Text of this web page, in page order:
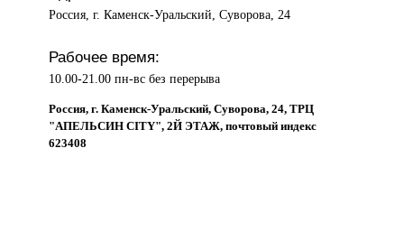
Россия, г. Каменск-Уральский, Суворова, 24
Рабочее время:
10.00-21.00 пн-вс без перерыва
Россия, г. Каменск-Уральский, Суворова, 24, ТРЦ
"АПЕЛЬСИН CITY", 2Й ЭТАЖ, почтовый индекс
623408